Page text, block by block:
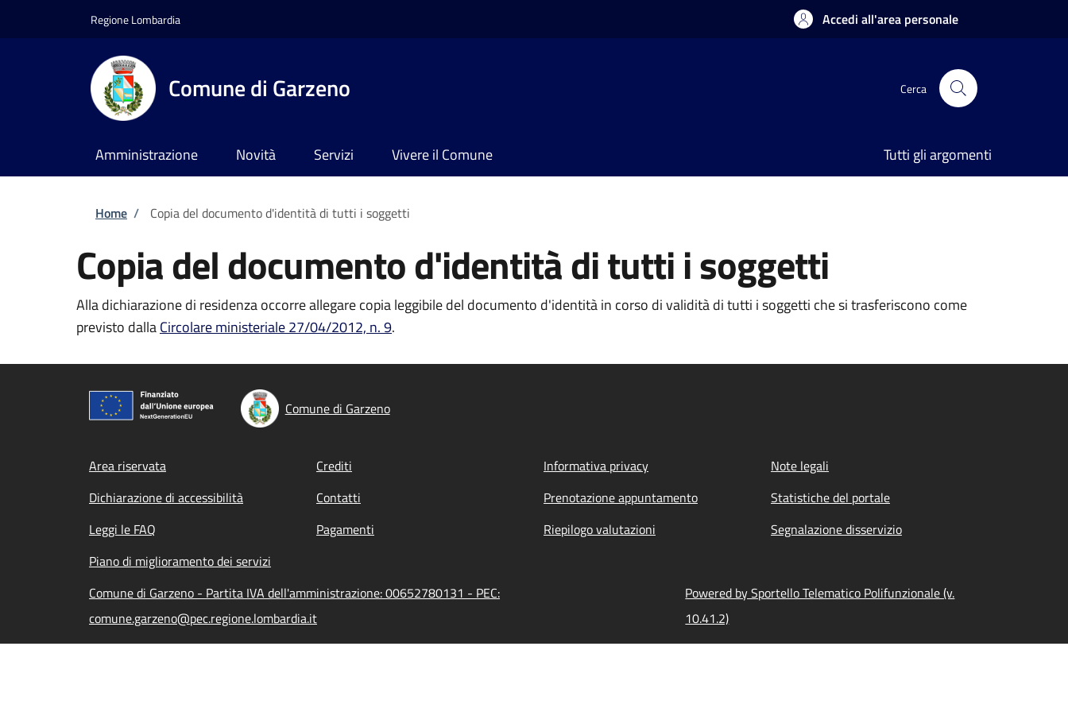
Regione Lombardia Accedi all'area personale
Comune di Garzeno Cerca
Amministrazione Novità Servizi Vivere il Comune Tutti gli argomenti
Briciole di pane
Home / Copia del documento d'identità di tutti i soggetti
Copia del documento d'identità di tutti i soggetti
Alla dichiarazione di residenza occorre allegare copia leggibile del documento d'identità in corso di validità di tutti i soggetti che si trasferiscono come
previsto dallaCircolare ministeriale 27/04/2012, n. 9.
Comune di Garzeno
Footer menu
Area riservata Crediti Informativa privacy
Note legali
Dichiarazione di accessibilità
Contatti Prenotazione appuntamento
Statistiche del portale
Leggi le FAQ
Pagamenti Riepilogo valutazioni
Segnalazione disservizio
Piano di miglioramento dei servizi
Comune di Garzeno - Partita IVA dell'amministrazione: 00652780131 - PEC:
comune.garzeno@pec.regione.lombardia.it
Powered by Sportello Telematico Polifunzionale (v.
10.41.2)